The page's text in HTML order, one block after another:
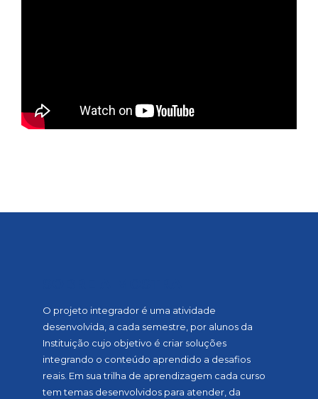
O projeto integrador é uma atividade
desenvolvida, a cada semestre, por alunos da
Instituição cujo objetivo é criar soluções
integrando o conteúdo aprendido a desafios
reais. Em sua trilha de aprendizagem cada curso
tem temas desenvolvidos para atender, da